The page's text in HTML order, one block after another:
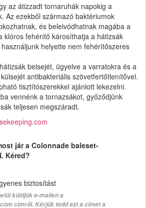
az átizzadt tornaruhák napokig a
Az ezekből származó baktériumok
és beleivódhatnak magába a
klóros fehérítő károsíthatja a hátizsák
helyette nem fehérítőszeres
belsejét, ügyelve a varratokra és a
antibakteriális szövetfertőtlenítővel.
tisztítószerekkel ajánlott lekezelni.
vennénk a tornazsákot, győződjünk
teljesen megszáradt.
jár a Colonnade baleset-
Kéred?
biztosítást
küldjük e-mailen a
címről. Kérjük tedd ezt a címet a